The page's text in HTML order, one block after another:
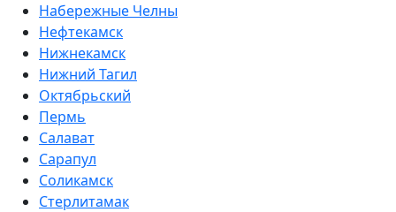
Набережные Челны
Нефтекамск
Нижнекамск
Нижний Тагил
Октябрьский
Пермь
Салават
Сарапул
Соликамск
Стерлитамак